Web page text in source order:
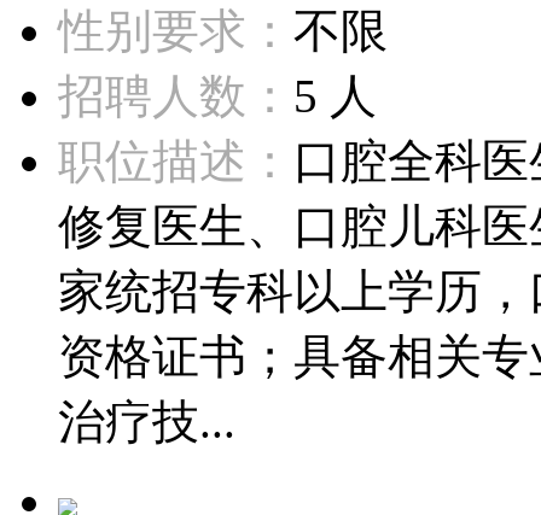
性别要求： 不限
招聘人数： 5 人
职位描述： 口腔全科
修复医生、口腔儿科
家统招专科以上学历
资格证书；具备相关
治疗技...